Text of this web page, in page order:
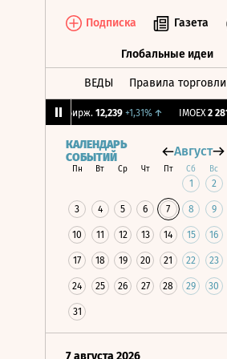
Подписка Газета
Глобальные идеи
ВЕДЫ Правила торговли
CNY Бирж. 12,239 +1,31%↑ IMOEX 2 281,31
КАЛЕНДАРЬ
СОБЫТИЙ
Август
Пн Вт Ср Чт Пт Сб Вс
1 2
3 4 5 6 7 8 9
10 11 12 13 14 15 16
17 18 19 20 21 22 23
24 25 26 27 28 29 30
31
7 августа 2026